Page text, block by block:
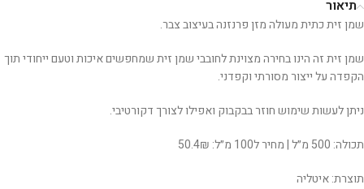
תיאור
שמן זית כתית מעולה מזן פרנזנה בעיצוב צבר.
שמן זית זה הינו בחירה מצוינת לחובבי שמן זית שמחפשים איכות וטעם ייחודי תוך
הקפדה על ייצור מסורתי וקפדני.
ניתן לעשות שימוש חוזר בבקבוק ואפילו לצורך דקורטיבי.
תכולה: 500 מ״ל | מחיר ל100 מ״ל: 50.4₪
תוצרת: איטליה